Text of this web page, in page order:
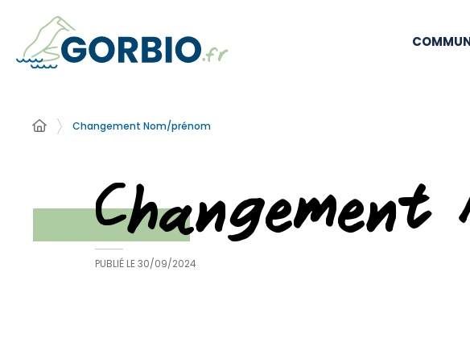
Changement Nom/prénom
Changement
PUBLIÉ LE30/09/2024